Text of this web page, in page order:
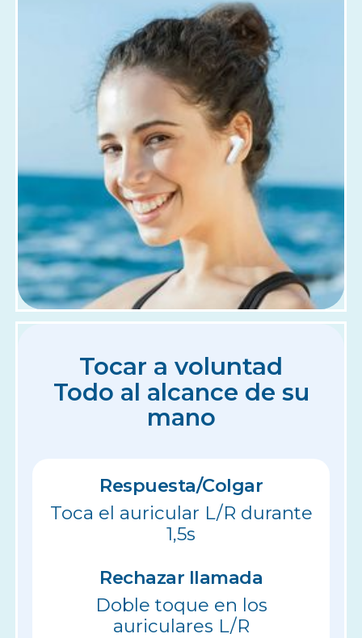
Tocar a voluntad
Todo al alcance de su
mano
Respuesta/Colgar
Toca el auricular L/R durante
1,5s
Rechazar llamada
Doble toque en los
auriculares L/R